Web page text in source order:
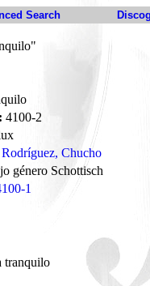
Search
4100-2
Rodríguez, Chucho
género Schottisch
1
tranquilo